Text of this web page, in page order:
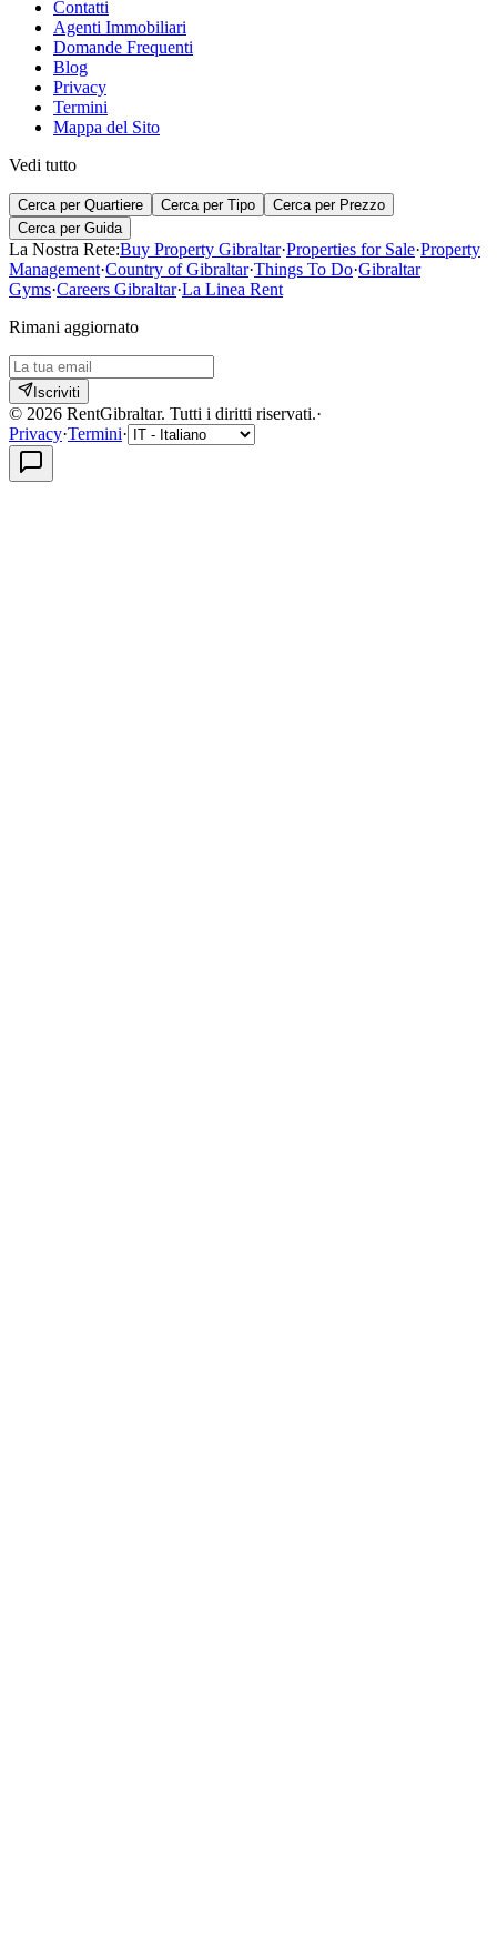
Contatti
Agenti Immobiliari
Domande Frequenti
Blog
Privacy
Termini
Mappa del Sito
Vedi tutto
Cerca per Quartiere Cerca per Tipo
Cerca per Prezzo
Cerca per Guida
La Nostra Rete:Buy Property Gibraltar·Properties for Sale·Property
Management·Country of Gibraltar·Things To Do·Gibraltar
Gyms·Careers Gibraltar·La Linea Rent
Rimani aggiornato
Iscriviti
© 2026 RentGibraltar. Tutti i diritti riservati.·
Privacy·Termini·